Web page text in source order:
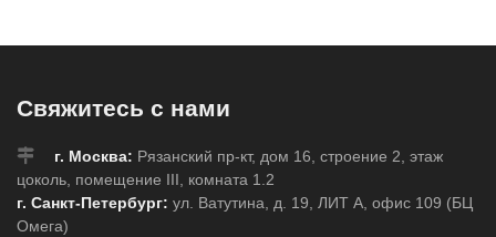
Свяжитесь с нами
г. Москва: Рязанский пр-кт, дом 16, строение 2, этаж
цоколь, помещение III, комната 1.2
г. Санкт-Петербург: ул. Ватутина, д. 19, ЛИТ А, офис 109 (БЦ
Омега)